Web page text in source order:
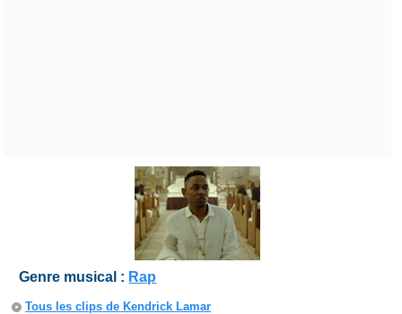
Genre musical : Rap
Tous les clips de Kendrick Lamar